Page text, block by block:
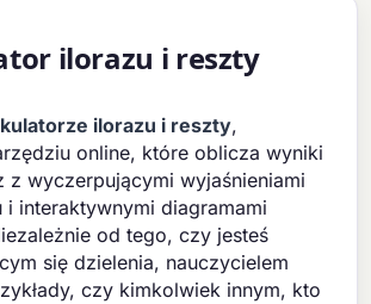
ilorazu i reszty
ilorazu i reszty,
online, które oblicza wyniki
z wyczerpującymi wyjaśnieniami
interaktywnymi diagramami
od tego, czy jesteś
się dzielenia, nauczycielem
czy kimkolwiek innym, kto